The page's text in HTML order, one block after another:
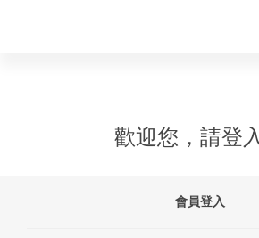
歡迎您，請登
會員登入